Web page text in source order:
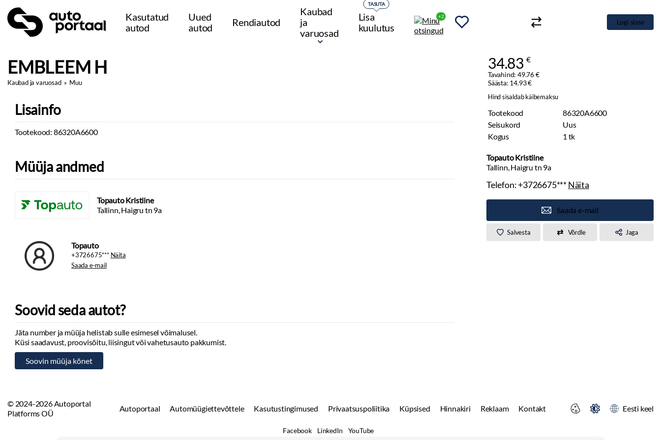
Kasutatud
autod
Uued
autod
Rendiautod
Kaubad
ja
varuosad
Lisa
kuulutus
TASUTA
+2
Logi sisse
EMBLEEM H
Kaubad ja varuosad» Muu
34.83 €
Tavahind: 49.76 €
Säästa: 14.93 €
Hind sisaldab käibemaksu
Tootekood
86320A6600
Seisukord
Uus
Kogus
1 tk
Topauto Kristiine
Tallinn, Haigru tn 9a
Telefon:+3726675***Näita
Saada e-mail
Salvesta Võrdle Jaga
Lisainfo
Tootekood: 86320A6600
Müüja andmed
Topauto Kristiine
Tallinn, Haigru tn 9a
Topauto
+3726675*** Näita
Saada e-mail
Soovid seda autot?
Jäta number ja müüja helistab sulle esimesel võimalusel.
Küsi saadavust, proovisõitu, liisingut või vahetusauto pakkumist.
© 2024-2026 Autoportal
Platforms OÜ
Autoportaal Automüügiettevõttele Kasutustingimused Privaatsuspoliitika Küpsised Hinnakiri Reklaam Kontakt Eesti keel
Facebook LinkedIn YouTube